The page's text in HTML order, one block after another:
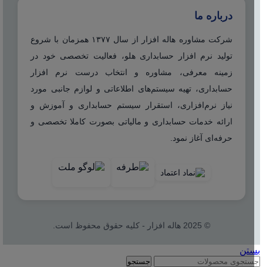
درباره ما
شرکت مشاوره هاله افزار از سال ۱۳۷۷ همزمان با شروع
تولید نرم افزار حسابداری هلو، فعالیت تخصصی خود در
زمینه معرفی، مشاوره و انتخاب درست نرم افزار
حسابداری، تهیه سیستم‌های اطلاعاتی و لوازم جانبی مورد
نیاز نرم‌افزاری، استقرار سیستم حسابداری و آموزش و
ارائه خدمات حسابداری و مالیاتی بصورت کاملا تخصصی و
حرفه‌ای آغاز نمود.
© 2025 هاله افزار - کلیه حقوق محفوظ است.
بستن
جستجو